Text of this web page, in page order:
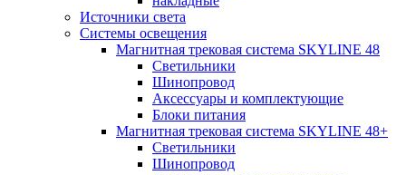
Источники света
Системы освещения
Магнитная трековая система SKYLINE 48
Светильники
Шинопровод
Аксессуары и комплектующие
Блоки питания
Магнитная трековая система SKYLINE 48+
Светильники
Шинопровод